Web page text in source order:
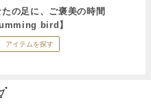
たの足に、ご褒美の時間
bird】
アイテムを探す